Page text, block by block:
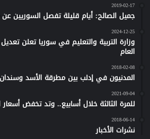
2019-02-17
جميل الصالح: أيام قليلة تفصل السوريين
2024-12-25
وزارة التربية والتعليم في سوريا تعلن
العام
2018-02-08
المدنيون في إدلب بين مطرقة الأسد وسندان
2021-09-04
للمرة الثالثة خلال أسابيع.. وتد تخفض
2018-06-14
نشرات الأخبار